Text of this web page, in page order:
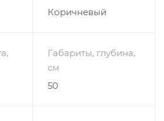
современность.
смотреться в любой
характеристики
Коричневый
Габариты, глубина,
см
50